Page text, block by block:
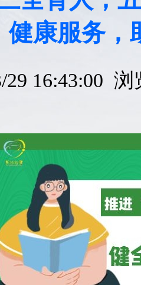
健康服务，
29 16:43:00